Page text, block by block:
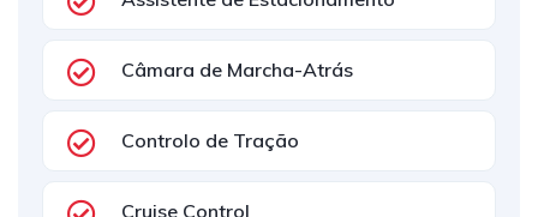
Câmara de Marcha-Atrás
Controlo de Tração
Cruise Control